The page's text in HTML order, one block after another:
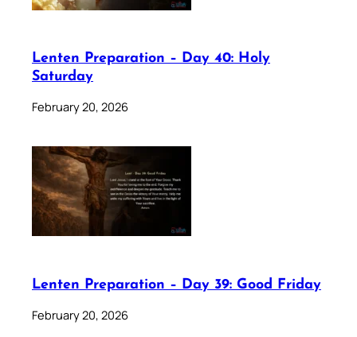
Lenten Preparation – Day 40: Holy
Saturday
February 20, 2026
Lenten Preparation – Day 39: Good Friday
February 20, 2026